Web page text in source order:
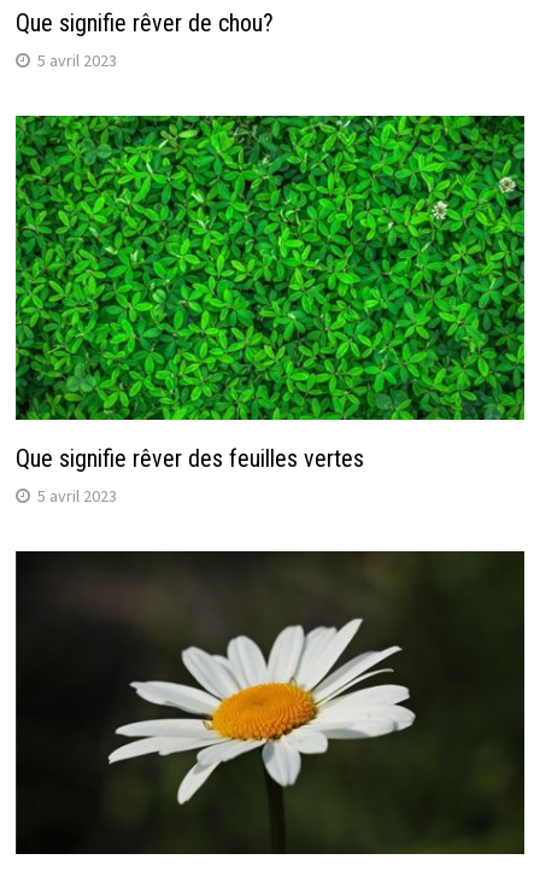
Que signifie rêver de chou?
5 avril 2023
Que signifie rêver des feuilles vertes
5 avril 2023